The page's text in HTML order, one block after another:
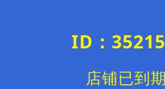
ID：
店铺已到